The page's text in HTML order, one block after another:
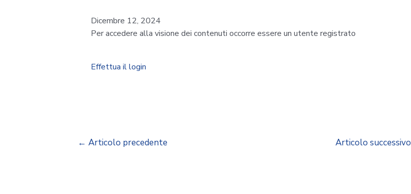
Dicembre 12, 2024
Per accedere alla visione dei contenuti occorre essere un utente registrato
Effettua il login
← Articolo precedente Articolo successivo